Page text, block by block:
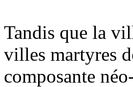
Tandis que la
villes martyres
composante